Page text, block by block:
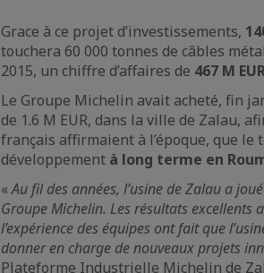
Grace à ce projet d’investissements,
touchera 60 000 tonnes de câbles
2015, un chiffre d’affaires de 467 M
Le Groupe Michelin avait acheté, fin
de 1.6 M EUR, dans la ville de Zalau,
français affirmaient à l’époque, que
développement à long terme en
«Au fil des années, l’usine de Zalau a
Groupe Michelin. Les résultats excellents
l’expérience des équipes ont fait que
donner en charge de nouveaux projets
Plateforme Industrielle Michelin de